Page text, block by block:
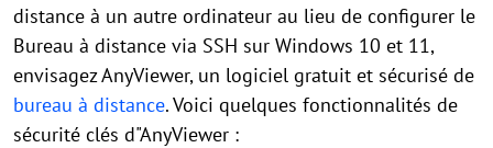
distance à un autre ordinateur au lieu de configurer le
Bureau à distance via SSH sur Windows 10 et 11,
envisagez AnyViewer, un logiciel gratuit et sécurisé de
bureau à distance. Voici quelques fonctionnalités de
sécurité clés d"AnyViewer :